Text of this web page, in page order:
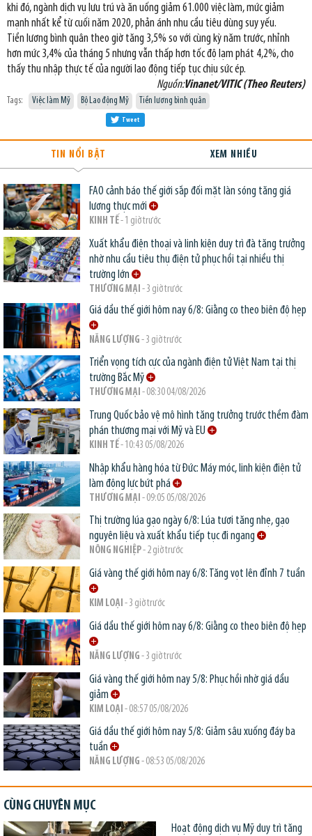
khi đó, ngành dịch vụ lưu trú và ăn uống giảm 61.000 việc làm, mức giảm
mạnh nhất kể từ cuối năm 2020, phản ánh nhu cầu tiêu dùng suy yếu.
Tiền lương bình quân theo giờ tăng 3,5% so với cùng kỳ năm trước, nhỉnh
hơn mức 3,4% của tháng 5 nhưng vẫn thấp hơn tốc độ lạm phát 4,2%, cho
thấy thu nhập thực tế của người lao động tiếp tục chịu sức ép.
Nguồn:Vinanet/VITIC (Theo Reuters)
Tags: Việc làm Mỹ Bộ Lao động Mỹ Tiền lương bình quân
Tweet
TIN NỔI BẬT XEM NHIỀU
FAO cảnh báo thế giới sắp đối mặt làn sóng tăng giá
lương thực mới
KINH TẾ- 1 giờ trước
Xuất khẩu điện thoại và linh kiện duy trì đà tăng trưởng
nhờ nhu cầu tiêu thụ điện tử phục hồi tại nhiều thị
trường lớn
THƯƠNG MẠI - 3 giờ trước
Giá dầu thế giới hôm nay 6/8: Giằng co theo biên độ hẹp
NĂNG LƯỢNG - 3 giờ trước
Triển vọng tích cực của ngành điện tử Việt Nam tại thị
trường Bắc Mỹ
THƯƠNG MẠI - 08:30 04/08/2026
Trung Quốc bảo vệ mô hình tăng trưởng trước thềm đàm
phán thương mại với Mỹ và EU
KINH TẾ- 10:43 05/08/2026
Nhập khẩu hàng hóa từ Đức: Máy móc, linh kiện điện tử
làm động lực bứt phá
THƯƠNG MẠI - 09:05 05/08/2026
Thị trường lúa gạo ngày 6/8: Lúa tươi tăng nhẹ, gạo
nguyên liệu và xuất khẩu tiếp tục đi ngang
NÔNG NGHIỆP- 2 giờ trước
Giá vàng thế giới hôm nay 6/8: Tăng vọt lên đỉnh 7 tuần
KIM LOẠI - 3 giờ trước
Giá dầu thế giới hôm nay 6/8: Giằng co theo biên độ hẹp
NĂNG LƯỢNG - 3 giờ trước
Giá vàng thế giới hôm nay 5/8: Phục hồi nhờ giá dầu
giảm
KIM LOẠI - 08:57 05/08/2026
Giá dầu thế giới hôm nay 5/8: Giảm sâu xuống đáy ba
tuần
NĂNG LƯỢNG - 08:53 05/08/2026
CÙNG CHUYÊN MỤC
Hoạt động dịch vụ Mỹ duy trì tăng